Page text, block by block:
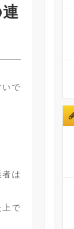
いで
は
上で